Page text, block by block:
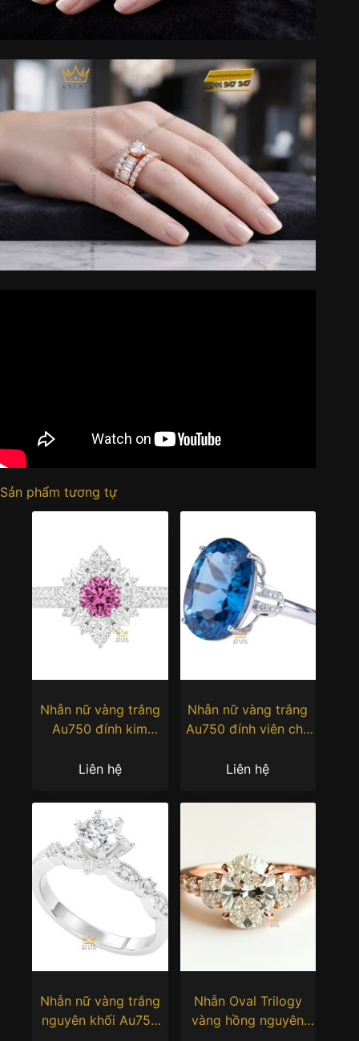
Sản phẩm tương tự
Nhẫn nữ vàng trắng
Au750 đính kim
hồng
Liên hệ
Nhẫn nữ vàng trắng
Au750 đính viên chủ
Liên hệ
Nhẫn nữ vàng trắng
nguyên khối Au750
Nhẫn Oval Trilogy
vàng hồng nguyên